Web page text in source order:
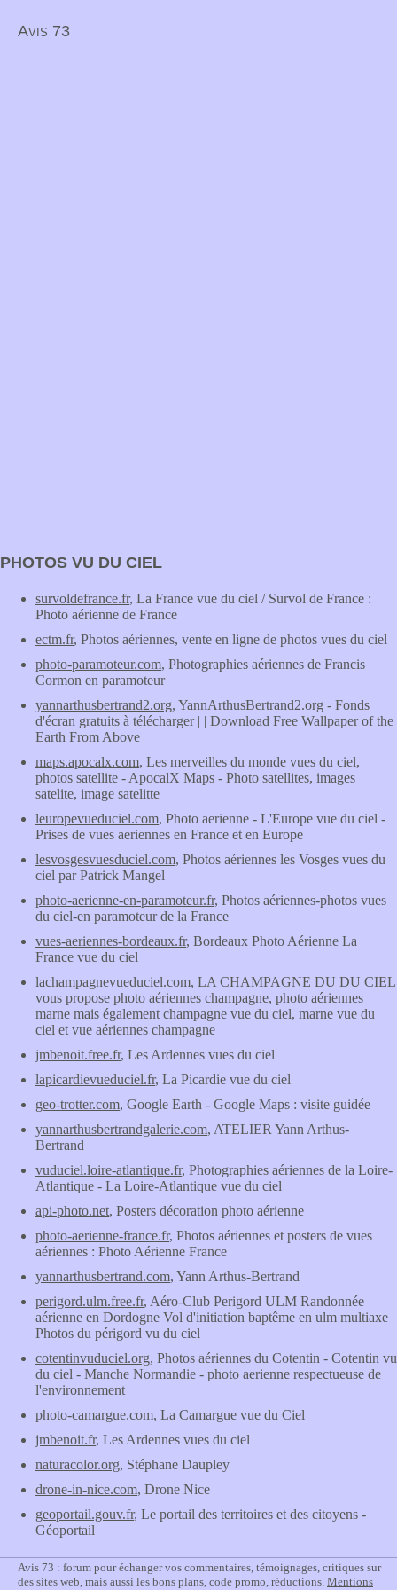
Avis 73
PHOTOS VU DU CIEL
survoldefrance.fr, La France vue du ciel / Survol de France :
Photo aérienne de France
ectm.fr, Photos aériennes, vente en ligne de photos vues du ciel
photo-paramoteur.com, Photographies aériennes de Francis
Cormon en paramoteur
yannarthusbertrand2.org, YannArthusBertrand2.org - Fonds
d'écran gratuits à télécharger | | Download Free Wallpaper of the
Earth From Above
maps.apocalx.com, Les merveilles du monde vues du ciel,
photos satellite - ApocalX Maps - Photo satellites, images
satelite, image satelitte
leuropevueduciel.com, Photo aerienne - L'Europe vue du ciel -
Prises de vues aeriennes en France et en Europe
lesvosgesvuesduciel.com, Photos aériennes les Vosges vues du
ciel par Patrick Mangel
photo-aerienne-en-paramoteur.fr, Photos aériennes-photos vues
du ciel-en paramoteur de la France
vues-aeriennes-bordeaux.fr, Bordeaux Photo Aérienne La
France vue du ciel
lachampagnevueduciel.com, LA CHAMPAGNE DU DU CIEL
vous propose photo aériennes champagne, photo aériennes
marne mais également champagne vue du ciel, marne vue du
ciel et vue aériennes champagne
jmbenoit.free.fr, Les Ardennes vues du ciel
lapicardievueduciel.fr, La Picardie vue du ciel
geo-trotter.com, Google Earth - Google Maps : visite guidée
yannarthusbertrandgalerie.com, ATELIER Yann Arthus-
Bertrand
vuduciel.loire-atlantique.fr, Photographies aériennes de la Loire-
Atlantique - La Loire-Atlantique vue du ciel
api-photo.net, Posters décoration photo aérienne
photo-aerienne-france.fr, Photos aériennes et posters de vues
aériennes : Photo Aérienne France
yannarthusbertrand.com, Yann Arthus-Bertrand
perigord.ulm.free.fr, Aéro-Club Perigord ULM Randonnée
aérienne en Dordogne Vol d'initiation baptême en ulm multiaxe
Photos du périgord vu du ciel
cotentinvuduciel.org, Photos aériennes du Cotentin - Cotentin vu
du ciel - Manche Normandie - photo aerienne respectueuse de
l'environnement
photo-camargue.com, La Camargue vue du Ciel
jmbenoit.fr, Les Ardennes vues du ciel
naturacolor.org, Stéphane Daupley
drone-in-nice.com, Drone Nice
geoportail.gouv.fr, Le portail des territoires et des citoyens -
Géoportail
Avis 73 : forum pour échanger vos commentaires, témoignages, critiques sur
des sites web, mais aussi les bons plans, code promo, réductions. Mentions